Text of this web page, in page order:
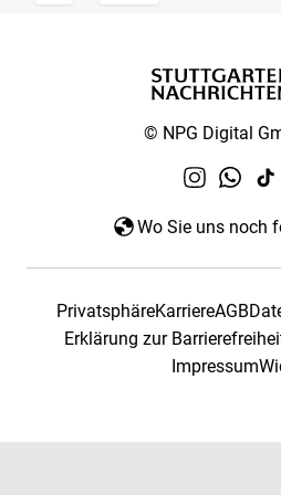
© NPG Digital
Wo Sie uns noch
PrivatsphäreKarriereAGB
Erklärung zur
Impressum